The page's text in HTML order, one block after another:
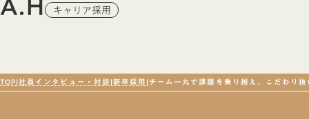
TOP 社員インタビュー・対談 新卒採用 チーム一丸で課題を乗り越え、こだわり
A.H キャリア採用